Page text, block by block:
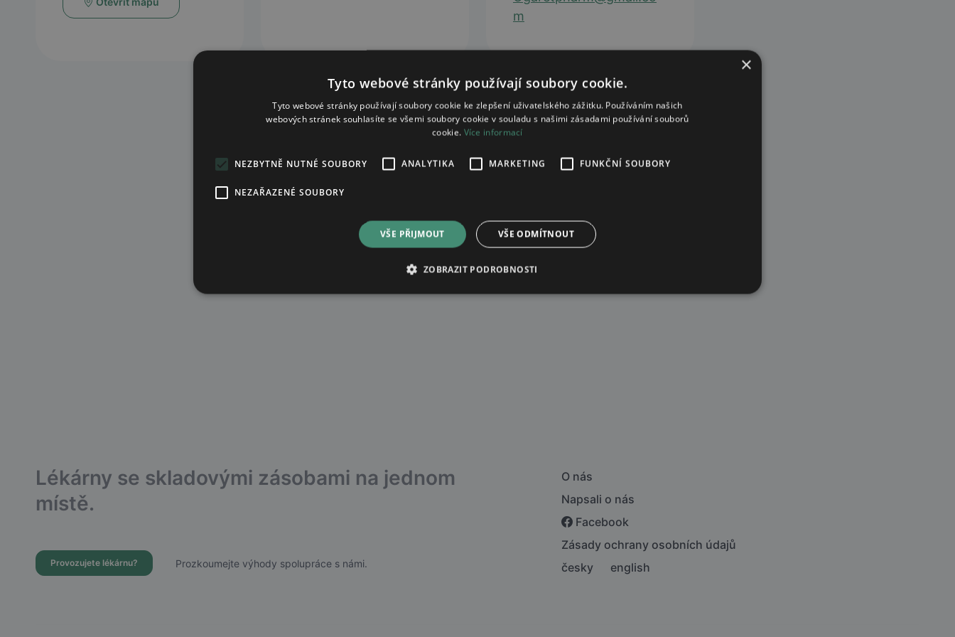
m
Lékárny se skladovými zásobami na jednom
místě.
Provozujete lékárnu? Prozkoumejte výhody spolupráce s námi.
O nás
Napsali o nás
Facebook
Zásady ochrany osobních údajů
česky
english
×
Tyto webové stránky používají soubory cookie.
Tyto webové stránky používají soubory cookie ke zlepšení uživatelského zážitku. Používáním našich
webových stránek souhlasíte se všemi soubory cookie v souladu s našimi zásadami používání souborů
cookie. Více informací
NEZBYTNĚ NUTNÉ SOUBORY ANALYTIKA MARKETING FUNKČNÍ SOUBORY
NEZAŘAZENÉ SOUBORY
VŠE PŘIJMOUT VŠE ODMÍTNOUT
ZOBRAZIT PODROBNOSTI